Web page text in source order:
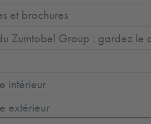
et brochures
Zumtobel Group : gardez le
intérieur
extérieur